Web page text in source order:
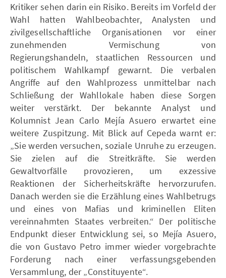
Kritiker sehen darin ein Risiko. Bereits im Vorfeld der
Wahl hatten Wahlbeobachter, Analysten und
zivilgesellschaftliche Organisationen vor einer
zunehmenden Vermischung von
Regierungshandeln, staatlichen Ressourcen und
politischem Wahlkampf gewarnt. Die verbalen
Angriffe auf den Wahlprozess unmittelbar nach
Schließung der Wahllokale haben diese Sorgen
weiter verstärkt. Der bekannte Analyst und
Kolumnist Jean Carlo Mejía Asuero erwartet eine
weitere Zuspitzung. Mit Blick auf Cepeda warnt er:
„Sie werden versuchen, soziale Unruhe zu erzeugen.
Sie zielen auf die Streitkräfte. Sie werden
Gewaltvorfälle provozieren, um exzessive
Reaktionen der Sicherheitskräfte hervorzurufen.
Danach werden sie die Erzählung eines Wahlbetrugs
und eines von Mafias und kriminellen Eliten
vereinnahmten Staates verbreiten.“ Der politische
Endpunkt dieser Entwicklung sei, so Mejía Asuero,
die von Gustavo Petro immer wieder vorgebrachte
Forderung nach einer verfassungsgebenden
Versammlung, der „Constituyente“.